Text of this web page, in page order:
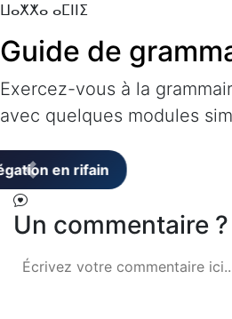
ⵡⴰⵅⵅⴰ ⴰⵎⵏⵏⵉ
Guide de
Exercez-vous à la
avec quelques modules
Un commentaire ?